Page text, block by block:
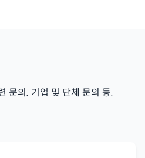
문의. 기업 및 단체 문의 등.